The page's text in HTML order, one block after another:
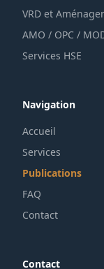
VRD et
AMO / OPC /
Services HSE
Navigation
Accueil
Services
Publications
FAQ
Contact
Contact